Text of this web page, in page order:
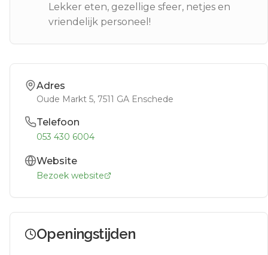
Lekker eten, gezellige sfeer, netjes en
vriendelijk personeel!
Adres
Oude Markt 5, 7511 GA Enschede
Telefoon
053 430 6004
Website
Bezoek website
Openingstijden